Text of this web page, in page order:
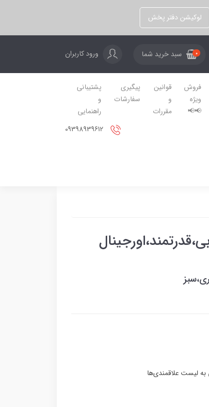
لوکیشن دفتر پخش
0 سبد خرید شما ورود کاربران
فروش
ویژه
📢📢
قوانین
و
مقررات
پیگیری
سفارشات
پشتیبانی
و
راهنمایی